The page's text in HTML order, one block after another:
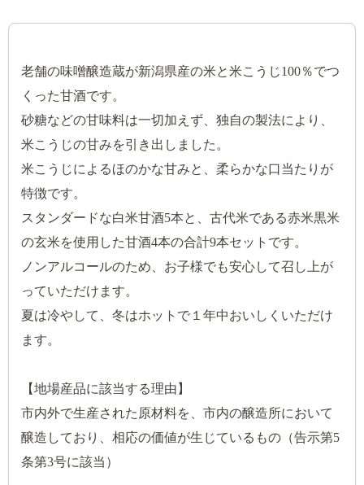
老舗の味噌醸造蔵が新潟県産の米と米こうじ100％でつ
くった甘酒です。
砂糖などの甘味料は一切加えず、独自の製法により、
米こうじの甘みを引き出しました。
米こうじによるほのかな甘みと、柔らかな口当たりが
特徴です。
スタンダードな白米甘酒5本と、古代米である赤米黒米
の玄米を使用した甘酒4本の合計9本セットです。
ノンアルコールのため、お子様でも安心して召し上が
っていただけます。
夏は冷やして、冬はホットで１年中おいしくいただけ
ます。
【地場産品に該当する理由】
市内外で生産された原材料を、市内の醸造所において
醸造しており、相応の価値が生じているもの（告示第5
条第3号に該当）